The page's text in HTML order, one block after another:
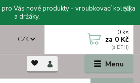
Vás nové produkty - vroubkovací kolečka
a držáky.
Menu
CZK
0 ks
za 0 Kč